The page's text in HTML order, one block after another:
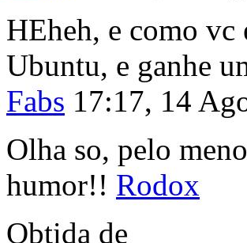
HEheh, e como vc
Ubuntu, e ganhe
Fabs 17:17, 14
Olha so, pelo
humor!! Rodox
Obtida de